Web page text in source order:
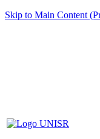
Skip to Main Content